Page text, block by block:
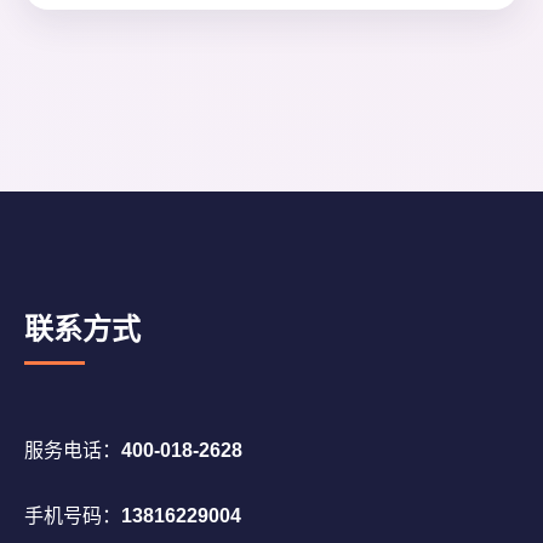
联系方式
服务电话： 400-018-2628
手机号码： 13816229004